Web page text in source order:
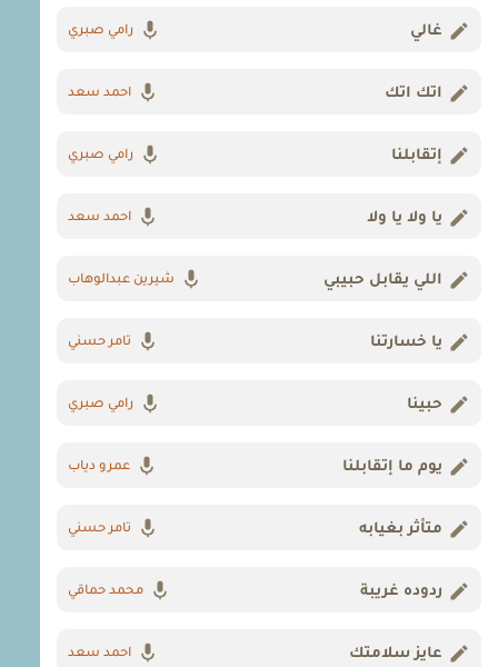
غالي رامي صبري
اتك اتك احمد سعد
إتقابلنا رامي صبري
يا ولا يا ولا احمد سعد
اللي يقابل حبيبي شيرين عبدالوهاب
يا خسارتنا تامر حسني
حبينا رامي صبري
يوم ما إتقابلنا عمرو دياب
متأثر بغيابه تامر حسني
ردوده غريبة محمد حماقي
عايز سلامتك احمد سعد